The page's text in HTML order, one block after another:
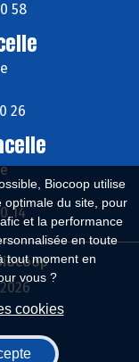
Biocoop utilise
optimale du site, pour
et la performance
en toute
tout moment en
vous ?
cookies
58
26
14